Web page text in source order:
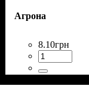
Агрона
8.10грн